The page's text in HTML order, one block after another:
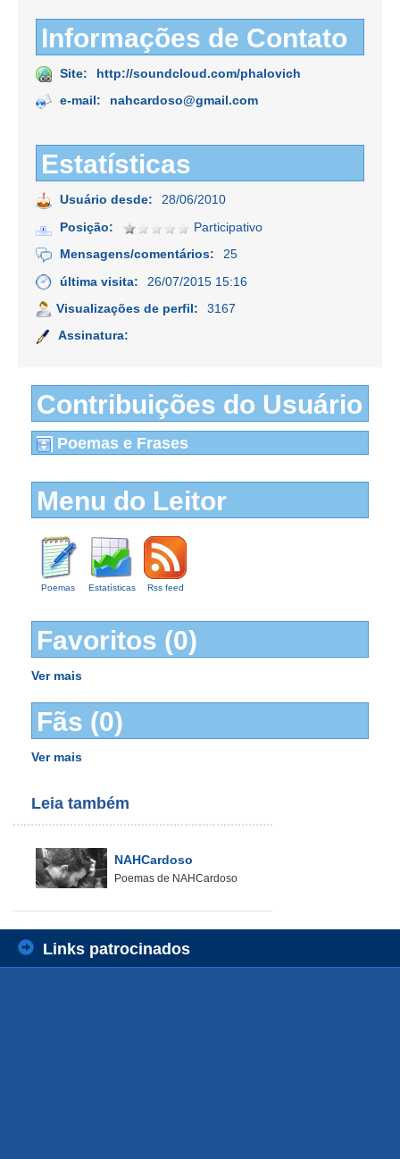
Informações de Contato
Site:
http://soundcloud.com/phalovich
e-mail:
nahcardoso@gmail.com
Estatísticas
Usuário desde:
28/06/2010
Posição:
Participativo
Mensagens/comentários:
25
última visita:
26/07/2015 15:16
Visualizações de perfil:
3167
Assinatura:
Contribuições do Usuário
Poemas e Frases
Menu do Leitor
Poemas Estatísticas Rss feed
Favoritos (0)
Ver mais
Fãs (0)
Ver mais
Leia também
NAHCardoso
Poemas de NAHCardoso
Links patrocinados